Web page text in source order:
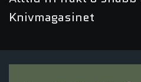
Knivmagasinet